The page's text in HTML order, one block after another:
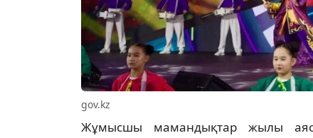
gov.kz
Жұмысшы мамандықтар жылы